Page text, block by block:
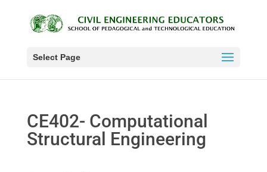
Select Page
CE402- Computational
Structural Engineering